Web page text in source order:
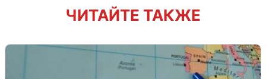
ЧИТАЙТЕ ТАКЖЕ